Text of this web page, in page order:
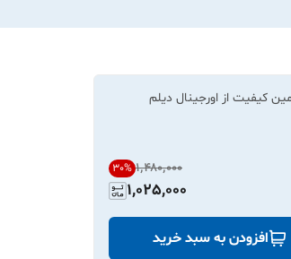
کیفیت از اورجینال دیلم
۱٬۴۸۰٬۰۰۰ 30%
1,025,000
افزودن به سبد خرید